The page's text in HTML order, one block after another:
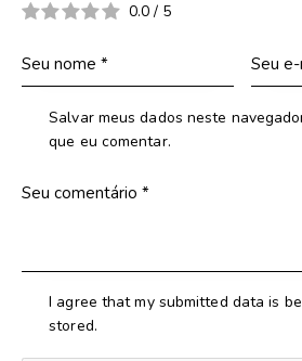
0.0 / 5
Salvar meus dados neste
que eu comentar.
I agree that my submitted data is
stored.